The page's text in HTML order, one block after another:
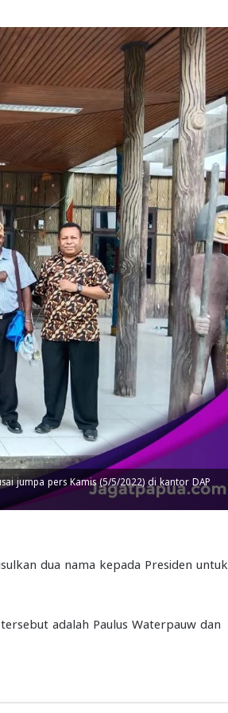
jumpa pers Kamis (5/5/2022) di kantor DAP
dua nama kepada Presiden untuk
adalah Paulus Waterpauw dan